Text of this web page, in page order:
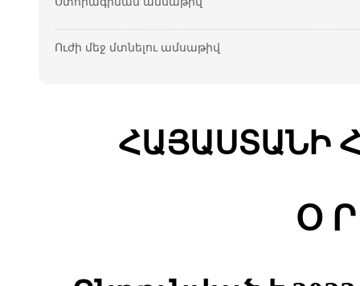
Ուժի մեջ մտնելու ամսաթիվ
ՀԱՅԱՍՏԱՆԻ
Օ